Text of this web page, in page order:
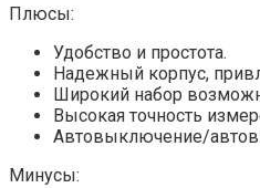
Плюсы:
Удобство и простота.
Надежный корпус,
Широкий набор
Высокая точность
Автовыключение/
Минусы: